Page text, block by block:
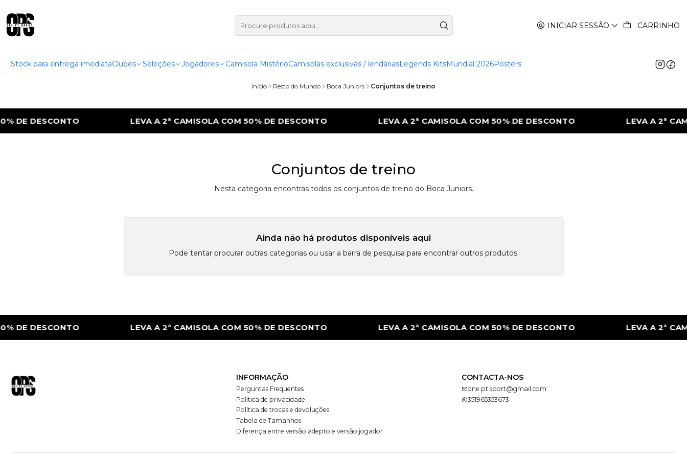
INICIAR SESSÃO CARRINHO
Stock para entrega imediataClubes Seleções Jogadores Camisola MistérioCamisolas exclusivas / lendáriasLegends KitsMundial 2026Posters
Início Resto do Mundo Boca Juniors Conjuntos de treino
DESCONTO LEVA A 2ª CAMISOLA COM 50% DE DESCONTO LEVA A 2ª CAMISOLA COM 50% DE DESCONTO LEVA A 2ª
Conjuntos de treino
Nesta categoria encontras todos os conjuntos de treino do Boca Juniors.
Ainda não há produtos disponíveis aqui
Pode tentar procurar outras categorias ou usar a barra de pesquisa para encontrar outros produtos.
DESCONTO LEVA A 2ª CAMISOLA COM 50% DE DESCONTO LEVA A 2ª CAMISOLA COM 50% DE DESCONTO LEVA A 2ª
INFORMAÇÃO
Perguntas Frequentes
Política de privacidade
Política de trocas e devoluções
Tabela de Tamanhos
Diferença entre versão adepto e versão jogador
CONTACTA-NOS
one.pt.sport@gmail.com
351965353673